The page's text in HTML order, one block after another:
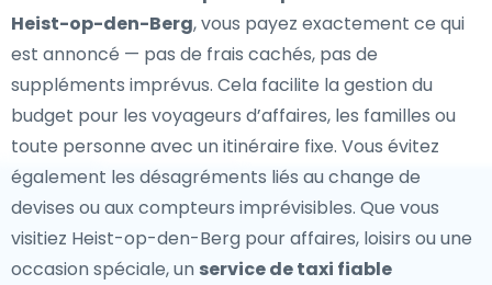
Heist-op-den-Berg, vous payez exactement ce qui
est annoncé — pas de frais cachés, pas de
suppléments imprévus. Cela facilite la gestion du
budget pour les voyageurs d’affaires, les familles ou
toute personne avec un itinéraire fixe. Vous évitez
également les désagréments liés au change de
devises ou aux compteurs imprévisibles. Que vous
visitiez Heist-op-den-Berg pour affaires, loisirs ou une
occasion spéciale, un service de taxi fiable